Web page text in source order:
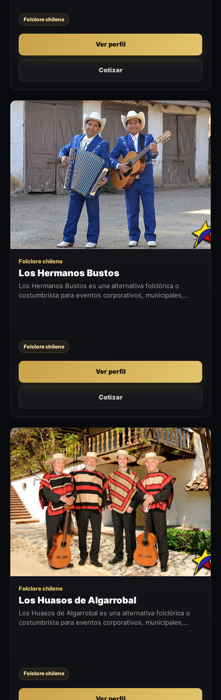
Folclore chileno
Ver perfil
Cotizar
LH
Folclore chileno
Los Hermanos Bustos
Los Hermanos Bustos es una alternativa folclórica o
costumbrista para eventos corporativos, municipales,
Folclore chileno
Ver perfil
Cotizar
LH
Folclore chileno
Los Huasos de Algarrobal
Los Huasos de Algarrobal es una alternativa folclórica o
costumbrista para eventos corporativos, municipales,
Folclore chileno